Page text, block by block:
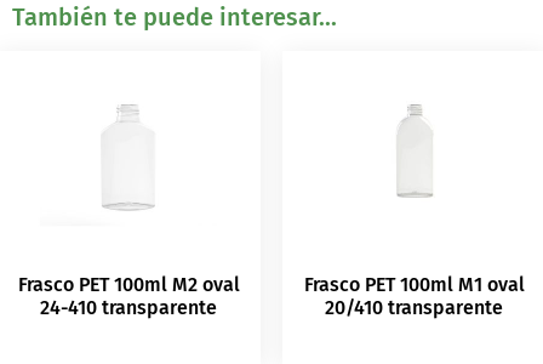
También te puede interesar...
Frasco PET 100ml M2 oval
24-410 transparente
Frasco PET 100ml M1 oval
20/410 transparente